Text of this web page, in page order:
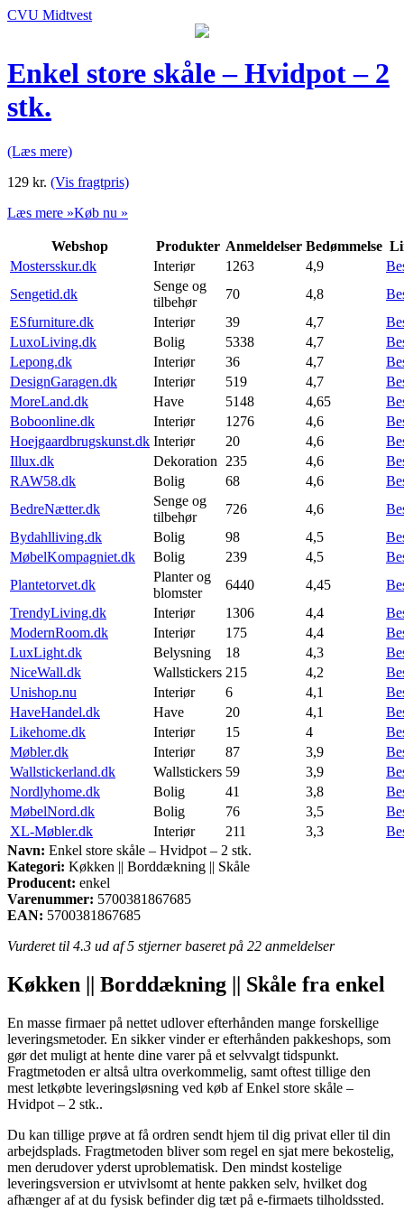
CVU Midtvest
Enkel store skåle – Hvidpot – 2
stk.
(Læs mere)
129 kr. (Vis fragtpris)
Læs mere »Køb nu »
Webshop Produkter Anmeldelser Bedømmelse
Mostersskur.dk
Interiør 1263 4,9
Sengetid.dk
Senge og
tilbehør
70 4,8
ESfurniture.dk
Interiør 39 4,7
LuxoLiving.dk
Bolig 5338 4,7
Lepong.dk
Interiør 36 4,7
DesignGaragen.dk
Interiør 519 4,7
MoreLand.dk
Have 5148 4,65
Boboonline.dk
Interiør 1276 4,6
Hoejgaardbrugskunst.dk Interiør 20 4,6
Illux.dk
Dekoration 235 4,6
RAW58.dk
Bolig 68 4,6
BedreNætter.dk
Senge og
tilbehør
726 4,6
Bydahlliving.dk
Bolig 98 4,5
MøbelKompagniet.dk
Bolig 239 4,5
Plantetorvet.dk
Planter og
blomster
6440 4,45
TrendyLiving.dk
Interiør 1306 4,4
ModernRoom.dk
Interiør 175 4,4
LuxLight.dk
Belysning 18 4,3
NiceWall.dk
Wallstickers 215 4,2
Unishop.nu
Interiør 6 4,1
HaveHandel.dk
Have 20 4,1
Likehome.dk
Interiør 15 4
Møbler.dk
Interiør 87 3,9
Wallstickerland.dk
Wallstickers 59 3,9
Nordlyhome.dk
Bolig 41 3,8
MøbelNord.dk
Bolig 76 3,5
XL-Møbler.dk
Interiør 211 3,3
Navn: Enkel store skåle – Hvidpot – 2 stk.
Kategori: Køkken || Borddækning || Skåle
Producent: enkel
Varenummer: 5700381867685
EAN: 5700381867685
Vurderet til 4.3 ud af 5 stjerner baseret på 22 anmeldelser
Køkken || Borddækning || Skåle fra enkel
En masse firmaer på nettet udlover efterhånden mange forskellige
leveringsmetoder. En sikker vinder er efterhånden pakkeshops, som
gør det muligt at hente dine varer på et selvvalgt tidspunkt.
Fragtmetoden er altså ultra overkommelig, samt oftest tillige den
mest letkøbte leveringsløsning ved køb af Enkel store skåle –
Hvidpot – 2 stk..
Du kan tillige prøve at få ordren sendt hjem til dig privat eller til din
arbejdsplads. Fragtmetoden bliver som regel en sjat mere bekostelig,
men derudover yderst uproblematisk. Den mindst kostelige
leveringsversion er utvivlsomt at hente pakken selv, hvilket dog
afhænger af at du fysisk befinder dig tæt på e-firmaets tilholdssted.